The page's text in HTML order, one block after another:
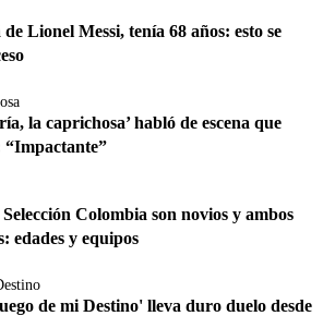
Lionel Messi, tenía 68 años: esto se
la caprichosa’ habló de escena que
“Impactante”
Colombia son novios y ambos
edades y equipos
de mi Destino' lleva duro duelo desde